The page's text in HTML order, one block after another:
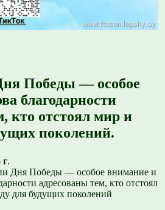
Победы — особое
благодарности
кто отстоял мир и
поколений.
г.
Дня Победы — особое внимание и
адресованы тем, кто отстоял
для будущих поколений